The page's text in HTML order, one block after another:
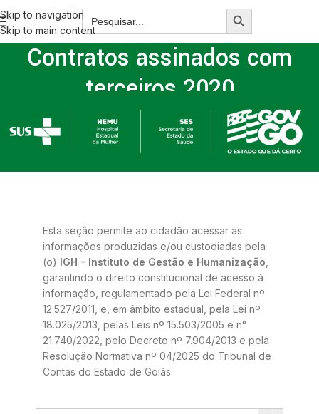
Skip to navigation
Skip to main content
Contratos assinados com
terceiros 2020
/ Contratos assinados com terceiros 2020
Esta seção permite ao cidadão acessar as
informações produzidas e/ou custodiadas pela
(o) IGH - Instituto de Gestão e Humanização
garantindo o direito constitucional de acesso à
informação, regulamentado pela Lei Federal nº
12.527/2011, e, em âmbito estadual, pela Lei nº
18.025/2013, pelas Leis nº 15.503/2005 e n°
21.740/2022, pelo Decreto nº 7.904/2013 e pela
Resolução Normativa nº 04/2025 do Tribunal de
Contas do Estado de Goiás.